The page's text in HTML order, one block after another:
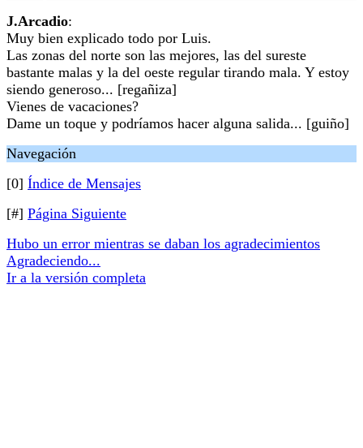
J.Arcadio:
Muy bien explicado todo por Luis.
Las zonas del norte son las mejores, las del sureste
bastante malas y la del oeste regular tirando mala. Y estoy
siendo generoso... [regañiza]
Vienes de vacaciones?
Dame un toque y podríamos hacer alguna salida... [guiño]
Navegación
[0] Índice de Mensajes
[#] Página Siguiente
Hubo un error mientras se daban los agradecimientos
Agradeciendo...
Ir a la versión completa